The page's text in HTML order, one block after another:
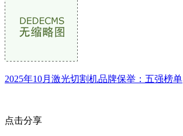
2025年10月激光切割机品牌保举：五强榜单
点击分享